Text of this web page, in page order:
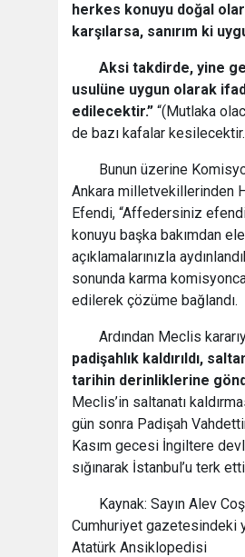
herkes konuyu doğal
karşılarsa, sanırım ki
Aksi takdirde, yine
usulüne uygun olarak
edilecektir.” “(Mutlaka
de bazı kafalar kesilecektir.
Bunun üzerine
Ankara milletvekillerinden
Efendi, “Affedersiniz
konuyu başka bakımdan
açıklamalarınızla
sonunda karma
edilerek çözüme bağlandı.
Ardından Meclis
padişahlık kaldırıldı,
tarihin derinliklerine
Meclis’in saltanatı
gün sonra Padişah
Kasım gecesi İngiltere
sığınarak İstanbul’u terk
Kaynak: Sayın Alev
Cumhuriyet gazetesindeki
Atatürk Ansiklopedisi